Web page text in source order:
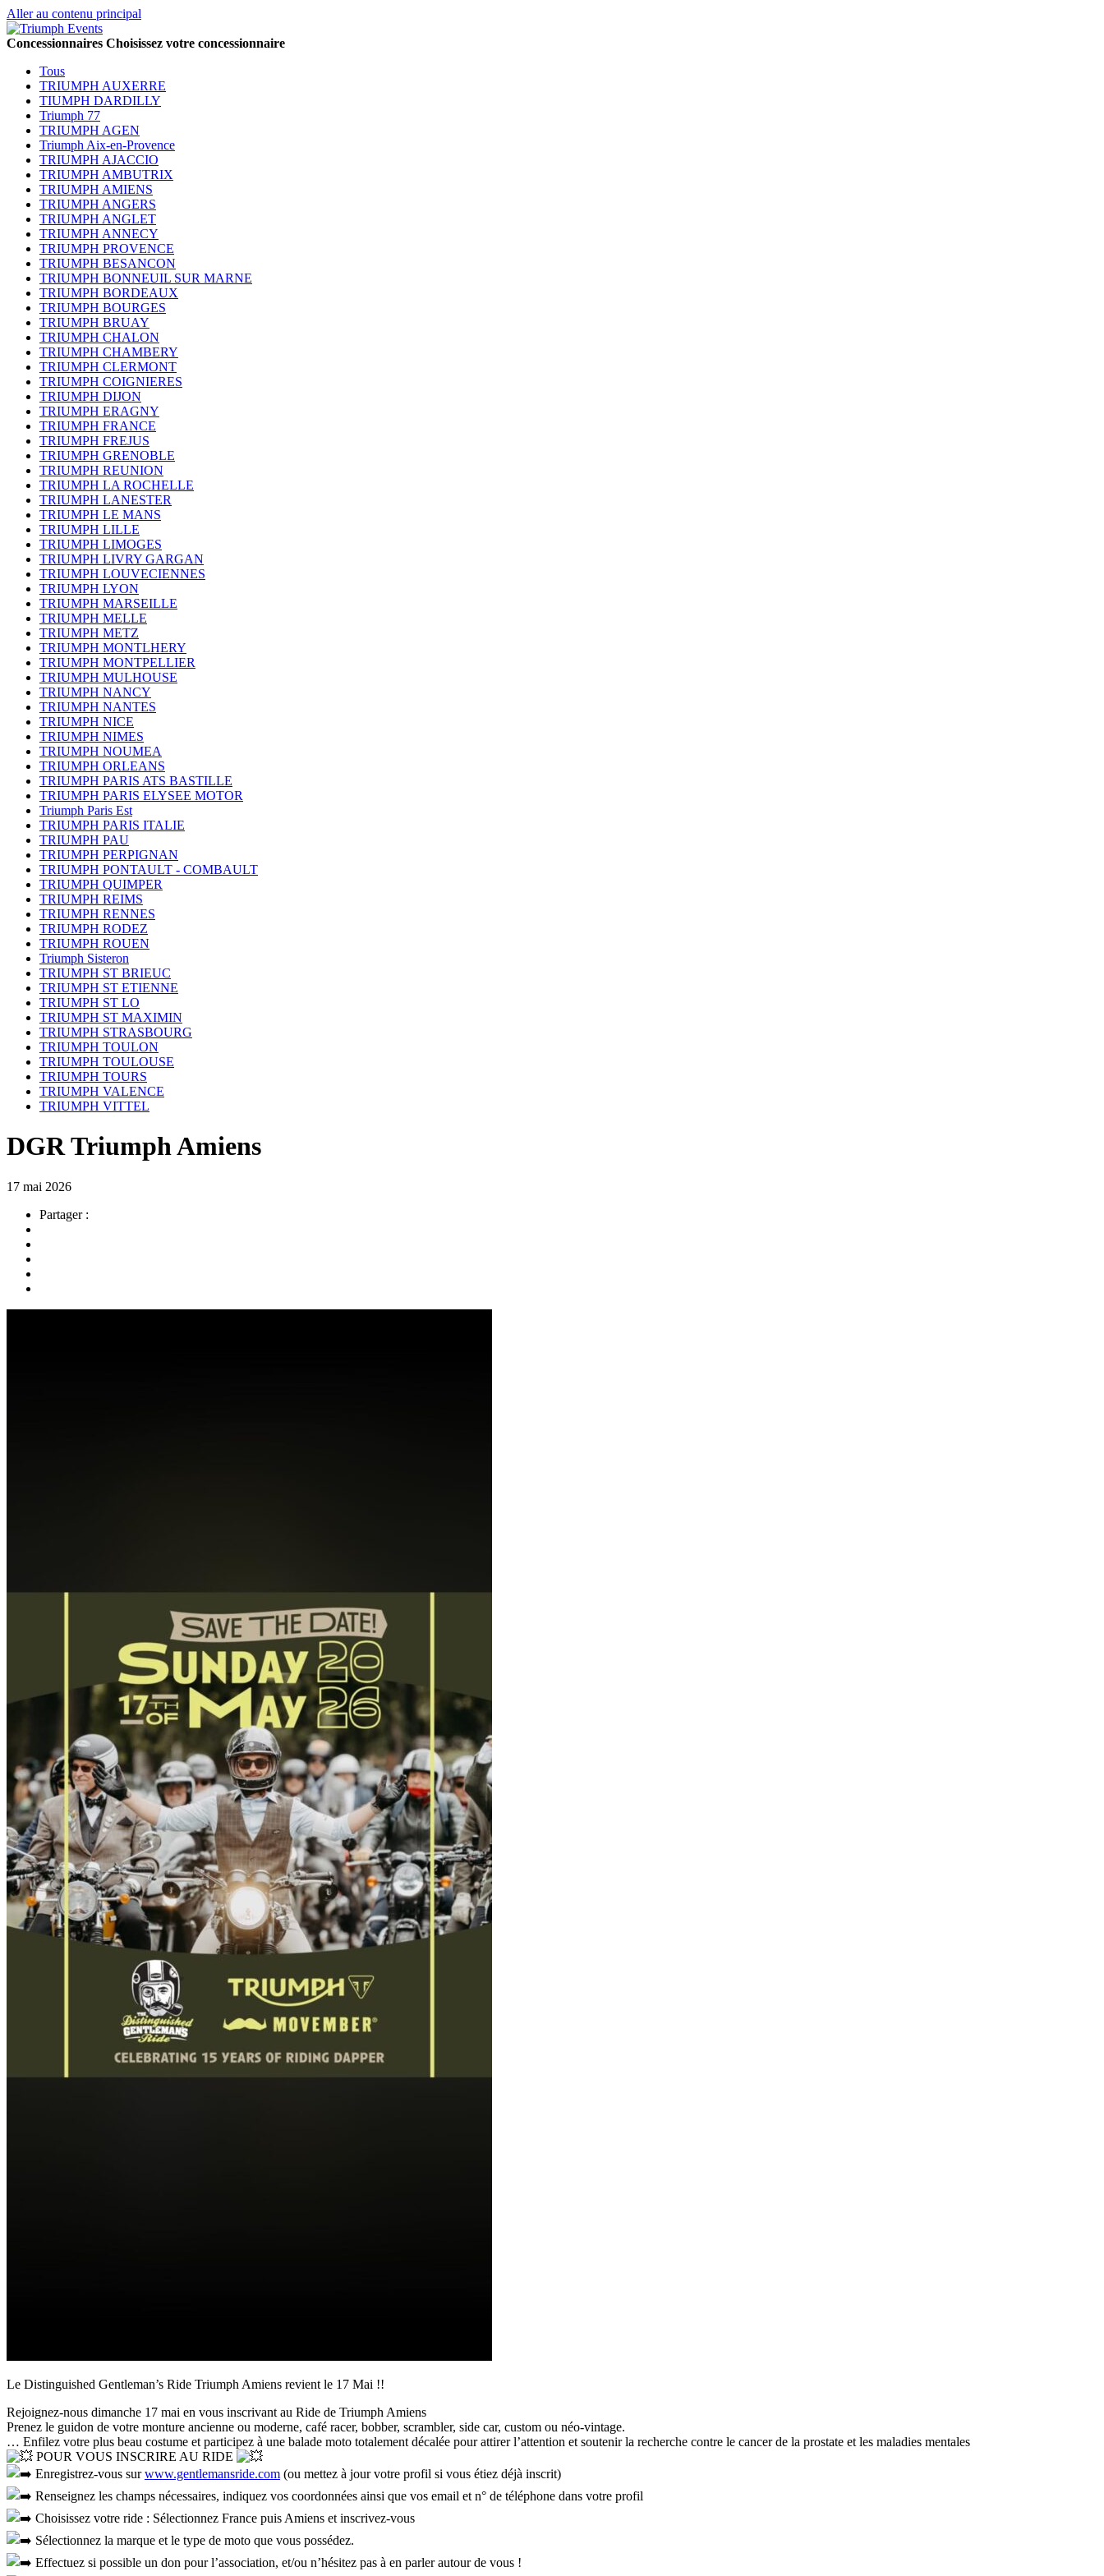
Aller au contenu principal
Concessionnaires Choisissez votre concessionnaire
Tous
TRIUMPH AUXERRE
TIUMPH DARDILLY
Triumph 77
TRIUMPH AGEN
Triumph Aix-en-Provence
TRIUMPH AJACCIO
TRIUMPH AMBUTRIX
TRIUMPH AMIENS
TRIUMPH ANGERS
TRIUMPH ANGLET
TRIUMPH ANNECY
TRIUMPH PROVENCE
TRIUMPH BESANCON
TRIUMPH BONNEUIL SUR MARNE
TRIUMPH BORDEAUX
TRIUMPH BOURGES
TRIUMPH BRUAY
TRIUMPH CHALON
TRIUMPH CHAMBERY
TRIUMPH CLERMONT
TRIUMPH COIGNIERES
TRIUMPH DIJON
TRIUMPH ERAGNY
TRIUMPH FRANCE
TRIUMPH FREJUS
TRIUMPH GRENOBLE
TRIUMPH REUNION
TRIUMPH LA ROCHELLE
TRIUMPH LANESTER
TRIUMPH LE MANS
TRIUMPH LILLE
TRIUMPH LIMOGES
TRIUMPH LIVRY GARGAN
TRIUMPH LOUVECIENNES
TRIUMPH LYON
TRIUMPH MARSEILLE
TRIUMPH MELLE
TRIUMPH METZ
TRIUMPH MONTLHERY
TRIUMPH MONTPELLIER
TRIUMPH MULHOUSE
TRIUMPH NANCY
TRIUMPH NANTES
TRIUMPH NICE
TRIUMPH NIMES
TRIUMPH NOUMEA
TRIUMPH ORLEANS
TRIUMPH PARIS ATS BASTILLE
TRIUMPH PARIS ELYSEE MOTOR
Triumph Paris Est
TRIUMPH PARIS ITALIE
TRIUMPH PAU
TRIUMPH PERPIGNAN
TRIUMPH PONTAULT - COMBAULT
TRIUMPH QUIMPER
TRIUMPH REIMS
TRIUMPH RENNES
TRIUMPH RODEZ
TRIUMPH ROUEN
Triumph Sisteron
TRIUMPH ST BRIEUC
TRIUMPH ST ETIENNE
TRIUMPH ST LO
TRIUMPH ST MAXIMIN
TRIUMPH STRASBOURG
TRIUMPH TOULON
TRIUMPH TOULOUSE
TRIUMPH TOURS
TRIUMPH VALENCE
TRIUMPH VITTEL
DGR Triumph Amiens
17 mai 2026
Partager :
Le Distinguished Gentleman’s Ride Triumph Amiens revient le 17 Mai !!
Rejoignez-nous dimanche 17 mai en vous inscrivant au Ride de Triumph Amiens
Prenez le guidon de votre monture ancienne ou moderne, café racer, bobber, scrambler, side car, custom ou néo-vintage.
… Enfilez votre plus beau costume et participez à une balade moto totalement décalée pour attirer l’attention et soutenir la recherche contre le cancer de la prostate et les maladies mentales
POUR VOUS INSCRIRE AU RIDE
Enregistrez-vous surwww.gentlemansride.com (ou mettez à jour votre profil si vous étiez déjà inscrit)
Renseignez les champs nécessaires, indiquez vos coordonnées ainsi que vos email et n° de téléphone dans votre profil
Choisissez votre ride : Sélectionnez France puis Amiens et inscrivez-vous
Sélectionnez la marque et le type de moto que vous possédez.
Effectuez si possible un don pour l’association, et/ou n’hésitez pas à en parler autour de vous !